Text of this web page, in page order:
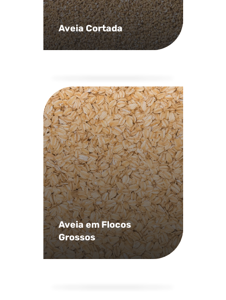
Aveia Cortada
Aveia em Flocos
Grossos